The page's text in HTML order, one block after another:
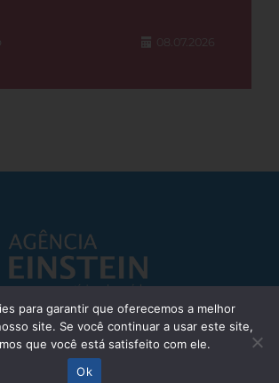
08.07.2026
Técnico: Dr. Eliezer Silva - CRM: 85148-SP
Israelita 2025 - Todos os direitos reservados
para garantir que oferecemos a melhor
site. Se você continuar a usar este site,
que você está satisfeito com ele.
Ok